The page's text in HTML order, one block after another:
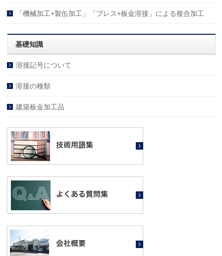
「機械加工+製缶加工」「プレス+板金溶接」による複合加工
基礎知識
溶接記号について
溶接の種類
建築板金加工品